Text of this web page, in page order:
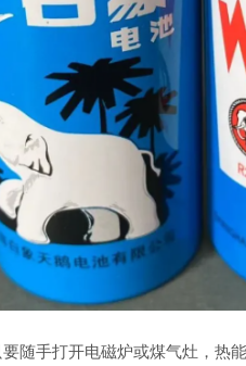
随手打开电磁炉或煤气灶，热